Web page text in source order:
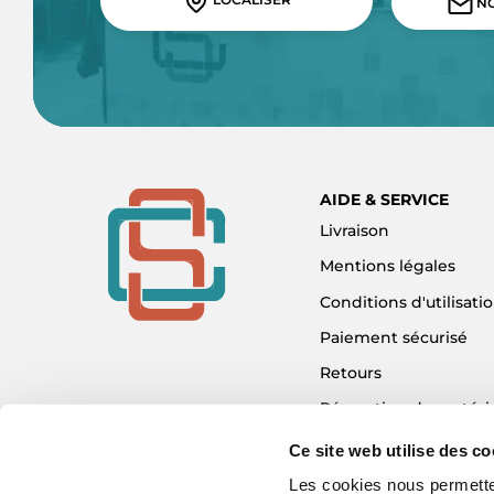
Ce site web utilise des
Les cookies nous
AIDE & SERVICE
Livraison
Mentions légales
Conditions
Paiement sécurisé
Retours
Réparation de
Détaxe - Tax Refund
Garantie & SAV